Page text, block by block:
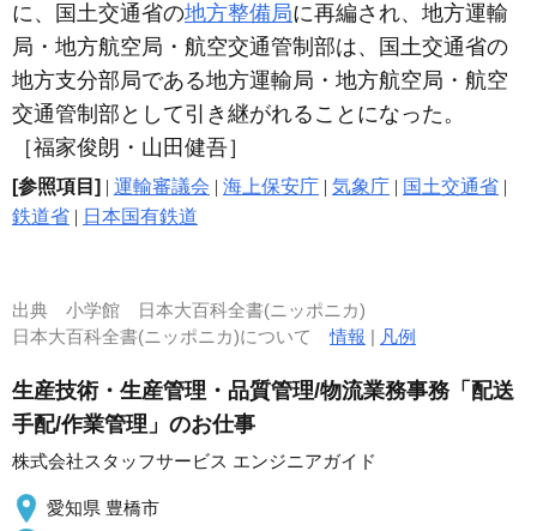
に、国土交通省の地方整備局に再編され、地方運輸
局・地方航空局・航空交通管制部は、国土交通省の
地方支分部局である地方運輸局・地方航空局・航空
交通管制部として引き継がれることになった。
［福家俊朗・山田健吾］
[参照項目] | 運輸審議会 | 海上保安庁 | 気象庁 | 国土交通省 |
鉄道省 | 日本国有鉄道
出典 小学館 日本大百科全書(ニッポニカ)
日本大百科全書(ニッポニカ)について情報 | 凡例
生産技術・生産管理・品質管理/物流業務事務「配送
手配/作業管理」のお仕事
株式会社スタッフサービス エンジニアガイド
愛知県 豊橋市